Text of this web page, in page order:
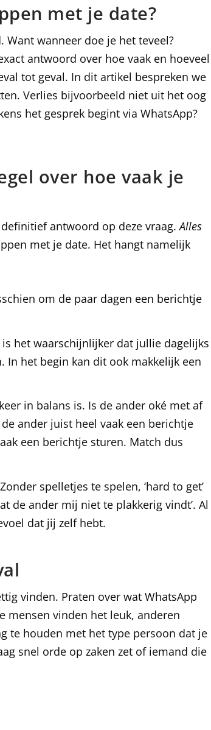
met je date?
wanneer doe je het teveel?
antwoord over hoe vaak en hoeveel
tot geval. In dit artikel bespreken we
Verlies bijvoorbeeld niet uit het oog
het gesprek begint via WhatsApp?
over hoe vaak je
definitief antwoord op deze vraag.Alles
met je date. Het hangt namelijk
om de paar dagen een berichtje
is het waarschijnlijker dat jullie dagelijks
het begin kan dit ook makkelijk een
in balans is. Is de ander oké met af
ander juist heel vaak een berichtje
een berichtje sturen. Match dus
spelletjes te spelen, ‘hard to get’
de ander mij niet te plakkerig vindt’. Al
dat jij zelf hebt.
vinden. Praten over wat WhatsApp
mensen vinden het leuk, anderen
te houden met het type persoon dat je
snel orde op zaken zet of iemand die